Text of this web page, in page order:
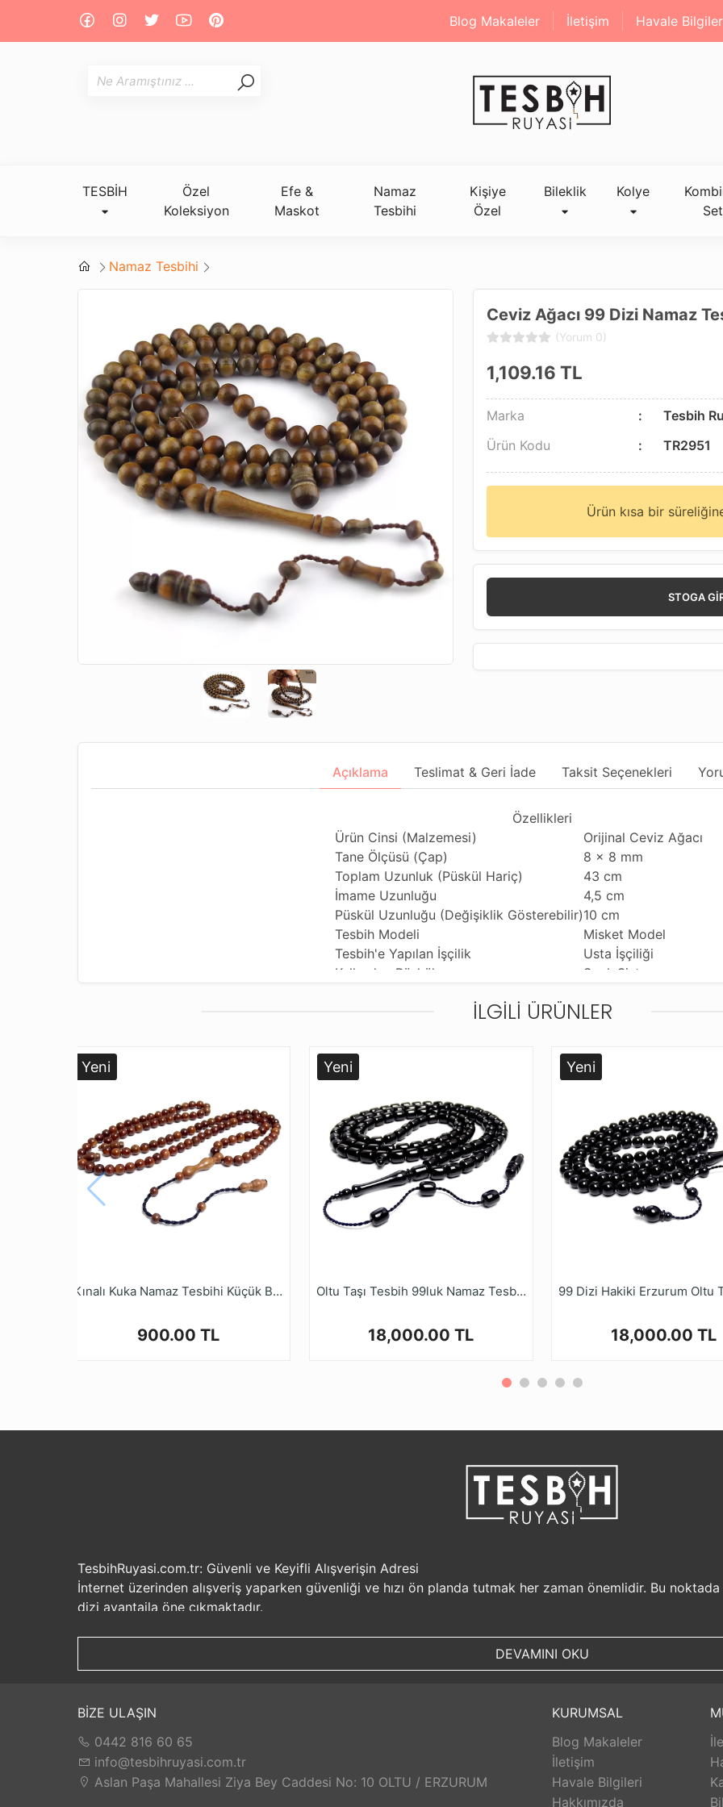
Blog Makaleler İletişim Havale
TESBİH
Özel
Koleksiyon
Efe &
Maskot
Namaz
Tesbihi
Kişiye
Özel
Bileklik Kolye
Set
Namaz Tesbihi
Ceviz Ağacı 99 Dizi Namaz
(Yorum 0)
1,109.16 TL
Marka
Tesbih
Ürün Kodu
TR2951
Ürün kısa bir
STOGA
Açıklama Teslimat & Geri İade Taksit Seçenekleri
Özellikleri
Ürün Cinsi (Malzemesi)
Orijinal Ceviz Ağacı
Tane Ölçüsü (Çap)
8 x 8 mm
Toplam Uzunluk (Püskül Hariç)
43 cm
İmame Uzunluğu
4,5 cm
Püskül Uzunluğu (Değişiklik Gösterebilir)10 cm
Tesbih Modeli
Misket Model
Tesbih'e Yapılan İşçilik
Usta İşçiliği
Kullanılan Püskül
Sıralı Sistem
Tekli Çekime Uygun
Paketleme ve Gönderim Şekli
Dayanıklı Tesbih Kutusu
* Tamamen el emeği göz nuru işçiliği ile yapmış olduğumuz tesbih modellerini, Kalite ve güvenden
Mağazamızda Türkiye’nin Tesbih Markası tesbihruyasi.com.tr Güvencesiyle güvenle alışveriş
İLGILI ÜRÜNLER
Yeni
Kınalı Kuka Namaz Tesbihi Küçük Boy Üç Sayı 99lu
900.00 TL
Yeni
Oltu Taşı Tesbih 99luk Namaz Tesbihi Eskitme Kesim Sistemli Tasarım
18,000.00 TL
Yeni
18,000.00 TL
TesbihRuyasi.com.tr: Güvenli ve Keyifli Alışverişin Adresi
İnternet üzerinden alışveriş yaparken güvenliği ve hızı ön planda tutmak her zaman önemlidir. Bu
dizi avantajla öne çıkmaktadır.
seçenekleri ile rahatça alışveriş yapabilirsiniz. Sizin için değerli olan bilgilerin güvende olduğunu bilerek,
İade ve Değişim İmkanı: Memnuniyetsizlik durumunda TesbihRuyasi.com.tr,
iade ve değişim imkanı sunar.
değilse, kolayca iade edebilir veya değişim yapabilirsiniz. Bu sayede alışveriş deneyiminizde herhangi
Satış Sonrası Destek: TesbihRuyasi.com.tr, satın aldığınız ürünlerin arkasında durur ve satış sonrası
yaşarsanız veya yardıma ihtiyacınız olursa, müşteri hizmetleri ekibi size yardımcı olacaktır. Bu sayede
TesbihRuyasi.com.tr güvenli, hızlı ve müşteri odaklı bir alışveriş deneyimi sunar. Siz de bu avantajlardan
DEVAMINI OKU
BİZE ULAŞIN
0442 816 60 65
info@tesbihruyasi.com.tr
Aslan Paşa Mahallesi Ziya Bey Caddesi No: 10 OLTU / ERZURUM
KURUMSAL
Blog Makaleler
İletişim
Havale Bilgileri
Hakkımızda